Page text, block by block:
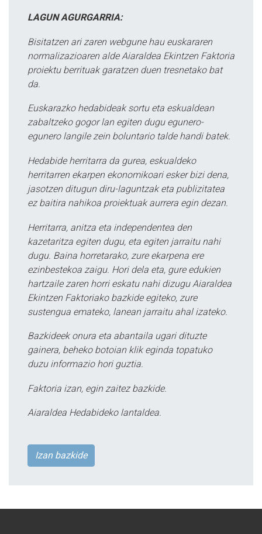
LAGUN AGURGARRIA:
Bisitatzen ari zaren webgune hau euskararen
normalizazioaren alde Aiaraldea Ekintzen Faktoria
proiektu berrituak garatzen duen tresnetako bat
da.
Euskarazko hedabideak sortu eta eskualdean
zabaltzeko gogor lan egiten dugu egunero-
egunero langile zein boluntario talde handi batek.
Hedabide herritarra da gurea, eskualdeko
herritarren ekarpen ekonomikoari esker bizi dena,
jasotzen ditugun diru-laguntzak eta publizitatea
ez baitira nahikoa proiektuak aurrera egin dezan.
Herritarra, anitza eta independentea den
kazetaritza egiten dugu, eta egiten jarraitu nahi
dugu. Baina horretarako, zure ekarpena ere
ezinbestekoa zaigu. Hori dela eta, gure edukien
hartzaile zaren horri eskatu nahi dizugu Aiaraldea
Ekintzen Faktoriako bazkide egiteko, zure
sustengua emateko, lanean jarraitu ahal izateko.
Bazkideek onura eta abantaila ugari dituzte
gainera, beheko botoian klik eginda topatuko
duzu informazio hori guztia.
Faktoria izan, egin zaitez bazkide.
Aiaraldea Hedabideko lantaldea.
Izan bazkide